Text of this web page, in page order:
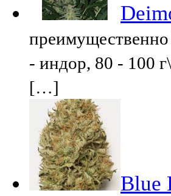
- индор, 80 - 100
[…]
Blue